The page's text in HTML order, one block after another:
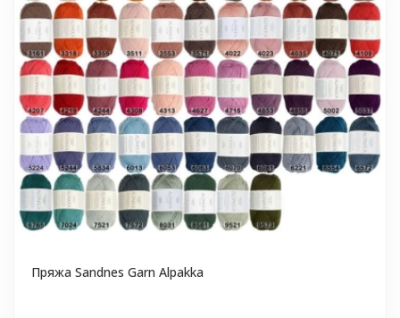
Пряжа Sandnes Garn Alpakka